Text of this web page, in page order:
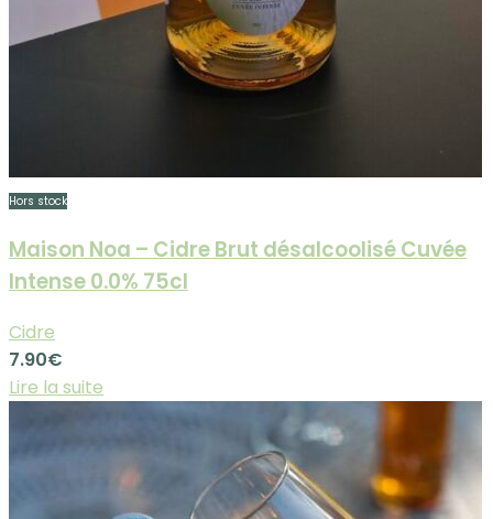
Hors stock
Maison Noa – Cidre Brut désalcoolisé Cuvée
Intense 0.0% 75cl
Cidre
7.90€
Lire la suite